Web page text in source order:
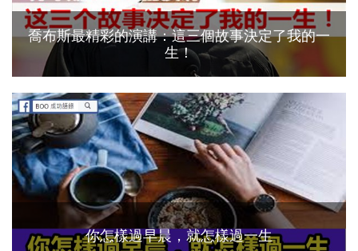
喬布斯最精彩的演講：這三個故事決定了我的一
生！
你怎樣過早晨，就怎樣過一生